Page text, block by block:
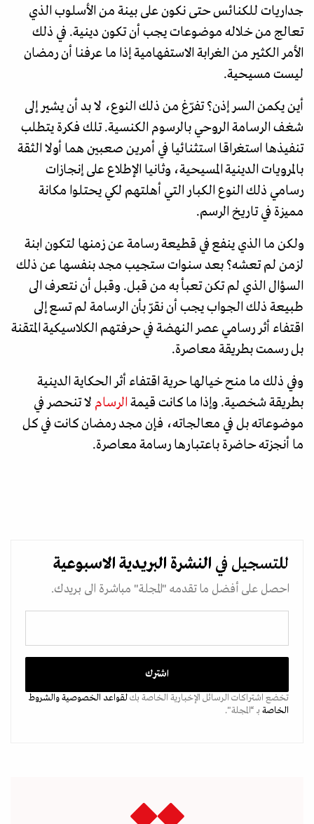
جداريات للكنائس حتى نكون على بينة من الأسلوب الذي
تعالج من خلاله موضوعات يجب أن تكون دينية. في ذلك
الأمر الكثير من الغرابة الاستفهامية إذا ما عرفنا أن رمضان
ليست مسيحية.
أين يكمن السر إذن؟ تفرّغ من ذلك النوع، لا بد أن يشير إلى
شغف الرسامة الروحي بالرسوم الكنسية. تلك فكرة يتطلب
تنفيذها استغراقا استثنائيا في أمرين صعبين هما أولا الثقة
بالمرويات الدينية المسيحية، وثانيا الإطلاع على إنجازات
رسامي ذلك النوع الكبار التي أهلتهم لكي يحتلوا مكانة
مميزة في تاريخ الرسم.
ولكن ما الذي ينفع في قطيعة رسامة عن زمنها لتكون ابنة
لزمن لم تعشه؟ بعد سنوات ستجيب مجد بنفسها عن ذلك
السؤال الذي لم تكن تعبأ به من قبل. وقبل أن نتعرف الى
طبيعة ذلك الجواب يجب أن نقرّ بأن الرسامة لم تسع إلى
اقتفاء أثر رسامي عصر النهضة في حرفتهم الكلاسيكية المتقنة
بل رسمت بطريقة معاصرة.
وفي ذلك ما منح خيالها حرية اقتفاء أثر الحكاية الدينية
بطريقة شخصية. وإذا ما كانت قيمة الرسام لا تنحصر في
موضوعاته بل في معالجاته، فإن مجد رمضان كانت في كل
ما أنجزته حاضرة باعتبارها رسامة معاصرة.
للتسجيل في النشرة البريدية الاسبوعية
احصل على أفضل ما تقدمه "المجلة" مباشرة الى بريدك.
تخضع اشتراكات الرسائل الإخبارية الخاصة بكلقواعد الخصوصيةوالشروط
الخاصة بـ “المجلة".